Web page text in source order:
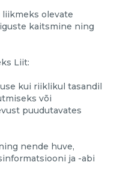
liikmeks olevate
kaitsmine ning
Liit:
kui riiklikul tasandil
või
puudutavates
nende huve,
ja -abi